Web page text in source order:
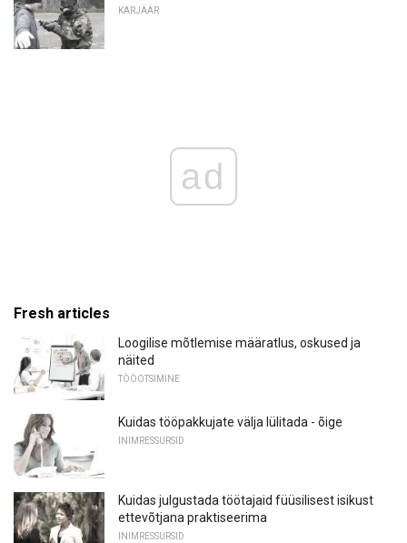
KARJÄÄR
ad
Fresh articles
Loogilise mõtlemise määratlus, oskused ja
näited
TÖÖOTSIMINE
Kuidas tööpakkujate välja lülitada - õige
INIMRESSURSID
Kuidas julgustada töötajaid füüsilisest isikust
ettevõtjana praktiseerima
INIMRESSURSID